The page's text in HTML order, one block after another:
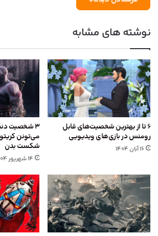
نوشته های مشابه
۶ تا از بهترین شخصیت‌های قابل
رومنس در بازی‌های ویدیویی
۱۶ آبان ۱۴۰۴
۳ شخصیت
شکست بدن
۱۴ شهریور ۱۴۰۴